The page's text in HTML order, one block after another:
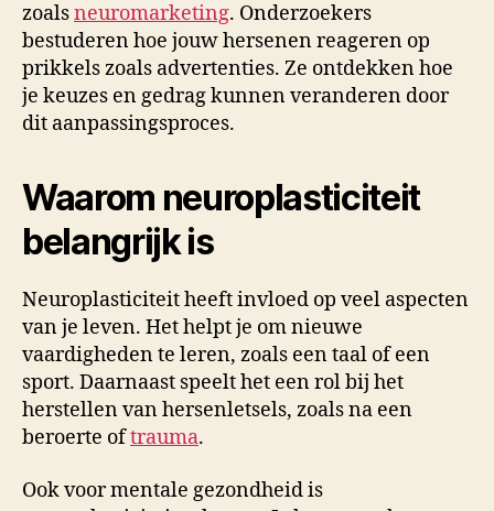
zoalsneuromarketing. Onderzoekers
bestuderen hoe jouw hersenen reageren op
prikkels zoals advertenties. Ze ontdekken hoe
je keuzes en gedrag kunnen veranderen door
dit aanpassingsproces.
Waarom neuroplasticiteit
belangrijk is
Neuroplasticiteit heeft invloed op veel aspecten
van je leven. Het helpt je om nieuwe
vaardigheden te leren, zoals een taal of een
sport. Daarnaast speelt het een rol bij het
herstellen van hersenletsels, zoals na een
beroerte oftrauma.
Ook voor mentale gezondheid is